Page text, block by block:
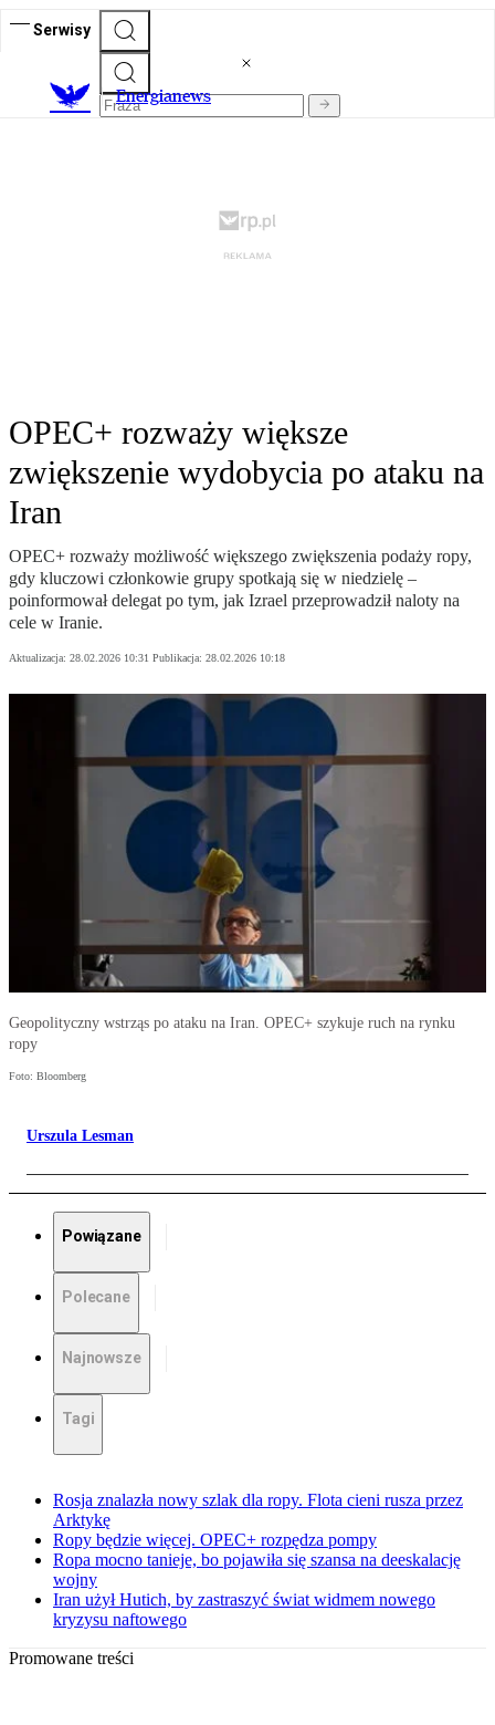
Serwisy
Energianews
OPEC+ rozważy większe
zwiększenie wydobycia po ataku na
Iran
OPEC+ rozważy możliwość większego zwiększenia podaży ropy,
gdy kluczowi członkowie grupy spotkają się w niedzielę –
poinformował delegat po tym, jak Izrael przeprowadził naloty na
cele w Iranie.
Aktualizacja: 28.02.2026 10:31 Publikacja: 28.02.2026 10:18
Geopolityczny wstrząs po ataku na Iran. OPEC+ szykuje ruch na rynku
ropy
Foto: Bloomberg
Urszula Lesman
Powiązane
Polecane
Najnowsze
Tagi
Rosja znalazła nowy szlak dla ropy. Flota cieni rusza przez
Arktykę
Ropy będzie więcej. OPEC+ rozpędza pompy
Ropa mocno tanieje, bo pojawiła się szansa na deeskalację
wojny
Iran użył Hutich, by zastraszyć świat widmem nowego
kryzysu naftowego
Promowane treści